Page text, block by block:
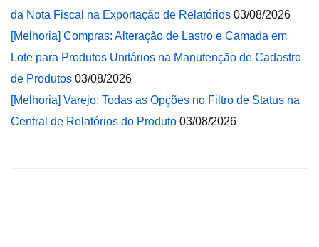
da Nota Fiscal na Exportação de Relatórios 03/08/2026
[Melhoria] Compras: Alteração de Lastro e Camada em
Lote para Produtos Unitários na Manutenção de Cadastro
de Produtos 03/08/2026
[Melhoria] Varejo: Todas as Opções no Filtro de Status na
Central de Relatórios do Produto 03/08/2026